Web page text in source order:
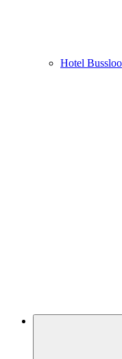
Hotel Bussloo